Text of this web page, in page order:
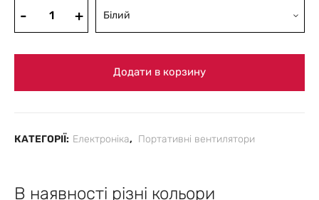
Білий
Додати в корзину
КАТЕГОРІЇ: Електроніка, Портативні вентилятори
В наявності різні кольори